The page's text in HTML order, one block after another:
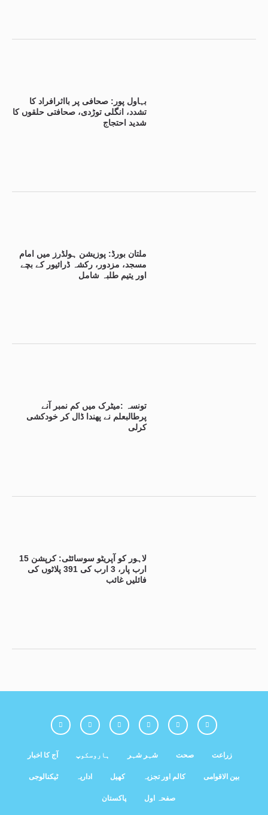
بہاول پور: صحافی پر بااثرافراد کا
تشدد، انگلی توڑدی، صحافتی حلقوں کا
شدید احتجاج
ملتان بورڈ: پوزیشن ہولڈرز میں امام
مسجد، مزدور، رکشہ ڈرائیور کے بچے
اور یتیم طلبہ شامل
تونسہ :میٹرک میں کم نمبر آنے
پرطالبعلم نے پھندا ڈال کر خودکشی
کرلی
لاہور کو آپریٹو سوسائٹی: کرپشن 15
ارب پار، 3 ارب کی 391 پلاٹوں کی
فائلیں غائب
آج کا اخبار ہاروسکوپ شہر شہر صحت زراعت
ٹیکنالوجی اداریہ کھیل کالم اور تجزیہ بین الاقوامی
پاکستان صفحہ اول